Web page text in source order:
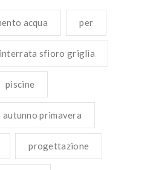
acqua per
sfioro griglia
piscine
primavera
progettazione